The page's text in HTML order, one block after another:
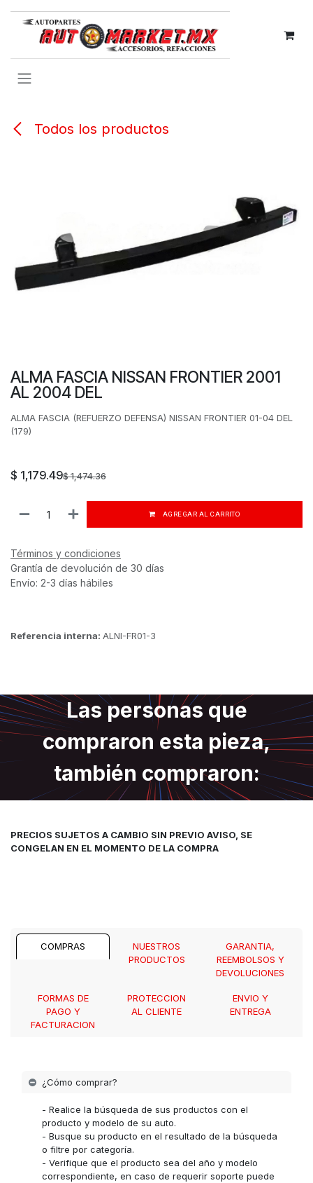
Todos los productos
ALMA FASCIA NISSAN FRONTIER 2001
AL 2004 DEL
ALMA FASCIA (REFUERZO DEFENSA) NISSAN FRONTIER 01-04 DEL
(179)
$ 1,179.49$1,474.36
AGREGAR AL CARRITO
Términos y condiciones
Grantía de devolución de 30 días
Envío: 2-3 días hábiles
Referencia interna: ALNI-FR01-3
Las personas que
compraron esta pieza,
también compraron:
PRECIOS SUJETOS A CAMBIO SIN PREVIO AVISO, SE
CONGELAN EN EL MOMENTO DE LA COMPRA
COMPRAS
NUESTROS
PRODUCTOS
GARANTIA,
REEMBOLSOS Y
DEVOLUCIONES
FORMAS DE
PAGO Y
FACTURACION
PROTECCION
AL CLIENTE
ENVIO Y
ENTREGA
¿Cómo comprar?
- Realice la búsqueda de sus productos con el
producto y modelo de su auto.
- Busque su producto en el resultado de la búsqueda
o filtre por categoría.
- Verifique que el producto sea del año y modelo
correspondiente, en caso de requerir soporte puede